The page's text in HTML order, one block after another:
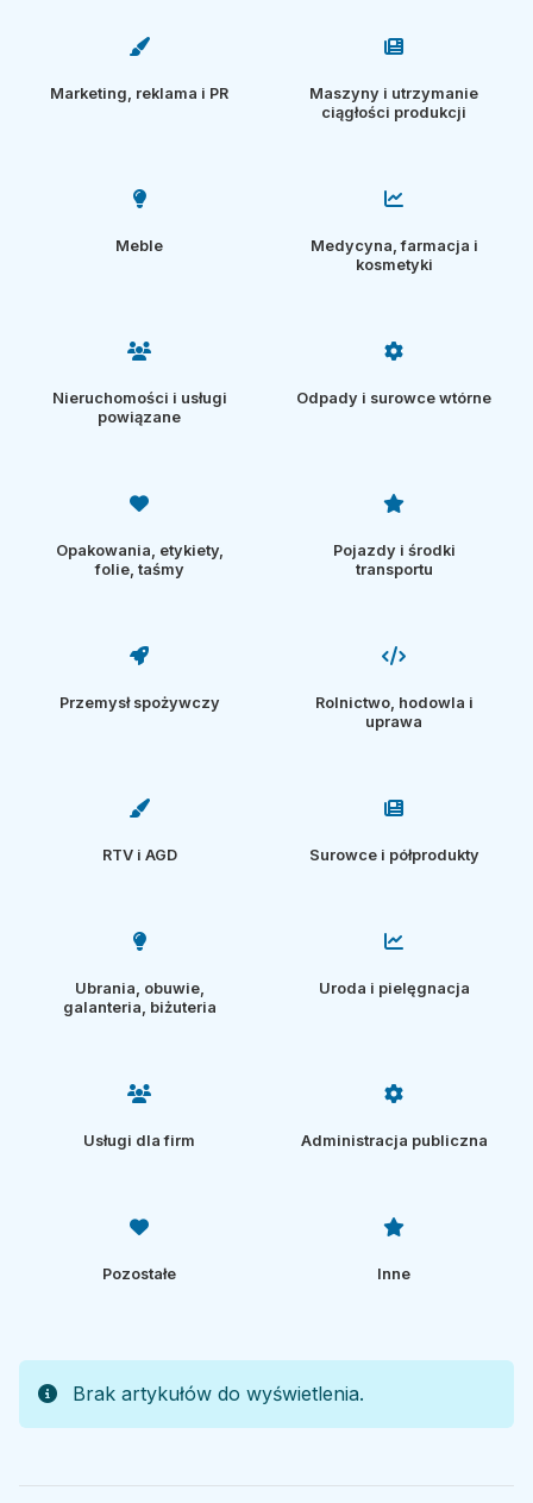
Marketing, reklama i PR
Maszyny i utrzymanie
ciągłości produkcji
Meble
Medycyna, farmacja i
kosmetyki
Nieruchomości i usługi
powiązane
Odpady i surowce wtórne
Opakowania, etykiety,
folie, taśmy
Pojazdy i środki
transportu
Przemysł spożywczy
Rolnictwo, hodowla i
uprawa
RTV i AGD Surowce i półprodukty
Ubrania, obuwie,
galanteria, biżuteria
Uroda i pielęgnacja
Usługi dla firm Administracja publiczna
Pozostałe Inne
Brak artykułów do wyświetlenia.